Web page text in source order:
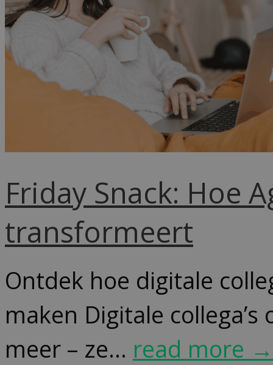
Friday Snack: Hoe
transformeert
Ontdek hoe digitale
maken Digitale
meer – ze... read more →